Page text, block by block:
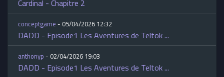
conceptgame- 05/04/2026 12:32
DADD - Episode1 Les Aventures de Teltok ...
anthonyp- 02/04/2026 19:03
DADD - Episode1 Les Aventures de Teltok ...